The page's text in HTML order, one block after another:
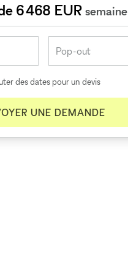
6 468 EURsemaine
des dates pour un devis
UNE DEMANDE